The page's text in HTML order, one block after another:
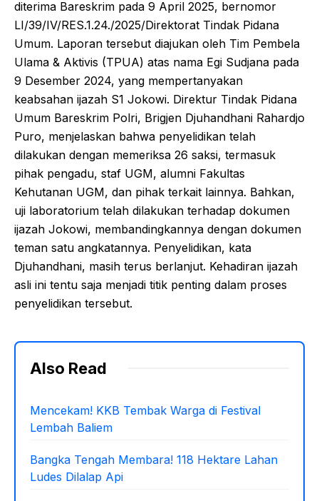
diterima Bareskrim pada 9 April 2025, bernomor
LI/39/IV/RES.1.24./2025/Direktorat Tindak Pidana
Umum. Laporan tersebut diajukan oleh Tim Pembela
Ulama & Aktivis (TPUA) atas nama Egi Sudjana pada
9 Desember 2024, yang mempertanyakan
keabsahan ijazah S1 Jokowi. Direktur Tindak Pidana
Umum Bareskrim Polri, Brigjen Djuhandhani Rahardjo
Puro, menjelaskan bahwa penyelidikan telah
dilakukan dengan memeriksa 26 saksi, termasuk
pihak pengadu, staf UGM, alumni Fakultas
Kehutanan UGM, dan pihak terkait lainnya. Bahkan,
uji laboratorium telah dilakukan terhadap dokumen
ijazah Jokowi, membandingkannya dengan dokumen
teman satu angkatannya. Penyelidikan, kata
Djuhandhani, masih terus berlanjut. Kehadiran ijazah
asli ini tentu saja menjadi titik penting dalam proses
penyelidikan tersebut.
Also Read
Mencekam! KKB Tembak Warga di Festival
Lembah Baliem
Bangka Tengah Membara! 118 Hektare Lahan
Ludes Dilalap Api